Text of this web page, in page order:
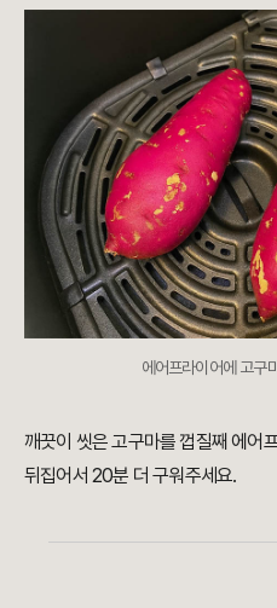
에어프라이어에 고
깨끗이 씻은 고구마를 껍질째 에어
뒤집어서 20분 더 구워주세요.